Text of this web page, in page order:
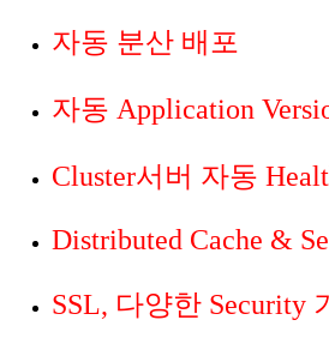
자동 분산 배포
자동 Application
Cluster서버 자동
Distributed Cache &
SSL, 다양한 Security